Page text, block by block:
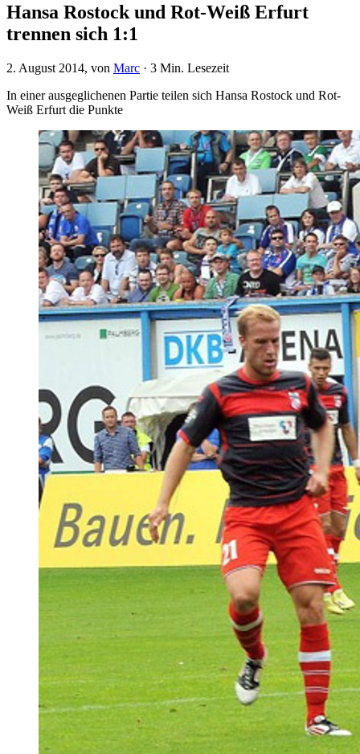
Hansa Rostock und Rot-Weiß Erfurt
trennen sich 1:1
2. August 2014, von Marc · 3 Min. Lesezeit
In einer ausgeglichenen Partie teilen sich Hansa Rostock und Rot-
Weiß Erfurt die Punkte